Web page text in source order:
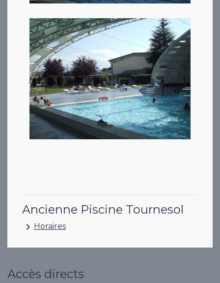
Ancienne Piscine Tournesol
keyboard_arrow_right Horaires
Accès directs